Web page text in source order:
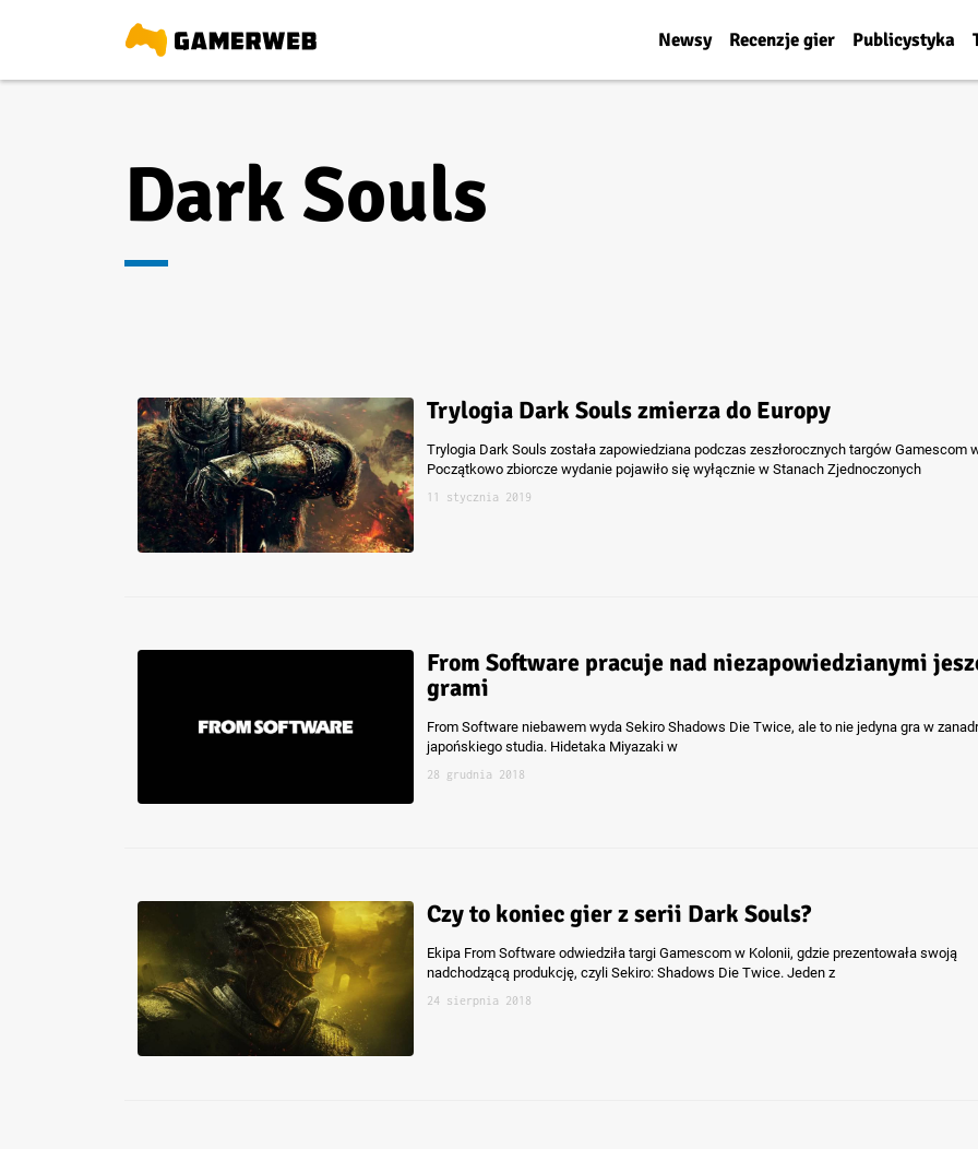
Newsy Recenzje gier Publicystyka
Dark Souls
Trylogia Dark Souls zmierza do Europy
Trylogia Dark Souls została zapowiedziana podczas zeszłorocznych targów Gamescom
Początkowo zbiorcze wydanie pojawiło się wyłącznie w Stanach Zjednoczonych
11 stycznia 2019
From Software pracuje nad niezapowiedzianymi
grami
From Software niebawem wyda Sekiro Shadows Die Twice, ale to nie jedyna gra w
japońskiego studia. Hidetaka Miyazaki w
28 grudnia 2018
Czy to koniec gier z serii Dark Souls?
Ekipa From Software odwiedziła targi Gamescom w Kolonii, gdzie prezentowała swoją
nadchodzącą produkcję, czyli Sekiro: Shadows Die Twice. Jeden z
24 sierpnia 2018